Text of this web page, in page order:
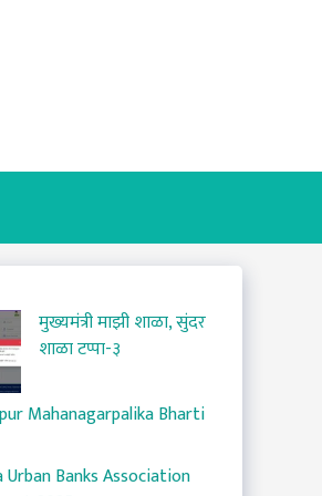
मुख्यमंत्री माझी शाळा, सुंदर
शाळा टप्पा-३
Mahanagarpalika Bharti
Urban Banks Association